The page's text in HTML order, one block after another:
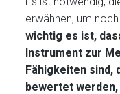
erwähnen, um
wichtig es ist,
Instrument zur
Fähigkeiten sind,
bewertet